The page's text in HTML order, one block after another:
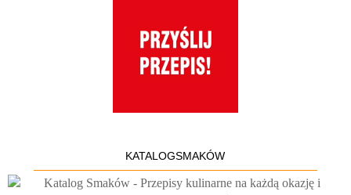
KATALOGSMAKÓW